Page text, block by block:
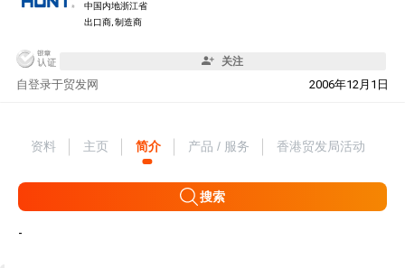
中国内地浙江省
出口商, 制造商
关注
自 2006年12月1日
登录于贸发网
资料 主页 简介 产品 / 服务 香港贸发局活动
搜索
-